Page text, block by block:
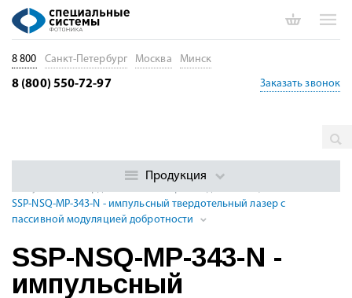
наносекундные импульсные DPSS лазеры с модуляцией
SSP-NSQ-MP-343-N - импульсный твердотельный лазер с
пассивной модуляцией добротности
SSP-NSQ-MP-343-N -
импульсный
8 800 Санкт-Петербург Москва Минск
8 (800) 550-72-97 Заказать звонок
Продукция